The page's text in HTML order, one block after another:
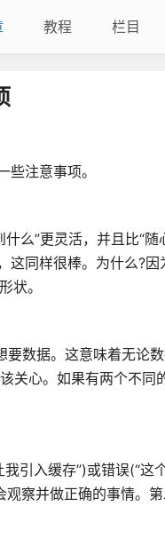
教程 栏目
注意事项。
么”更灵活，并且比“
同样很棒。为什么?
状。
数据。这意味着无论
心。如果有两个不同
引入缓存”)或错误(“
观察并做正确的事情